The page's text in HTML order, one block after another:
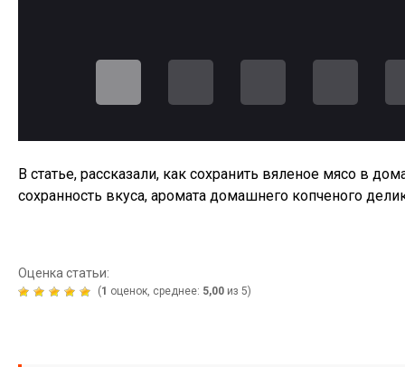
В статье, рассказали, как сохранить вяленое мясо в
сохранность вкуса, аромата домашнего копченого
Оценка статьи:
(1 оценок, среднее: 5,00из 5)